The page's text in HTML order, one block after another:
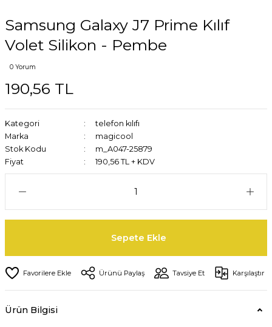
Samsung Galaxy J7 Prime Kılıf
Volet Silikon - Pembe
0 Yorum
190,56 TL
Kategori
telefon kılıfı
Marka
magicool
Stok Kodu
m_A047-25879
Fiyat
190,56 TL + KDV
Sepete Ekle
Ürünü Paylaş Tavsiye Et Karşılaştır
Ürün Bilgisi